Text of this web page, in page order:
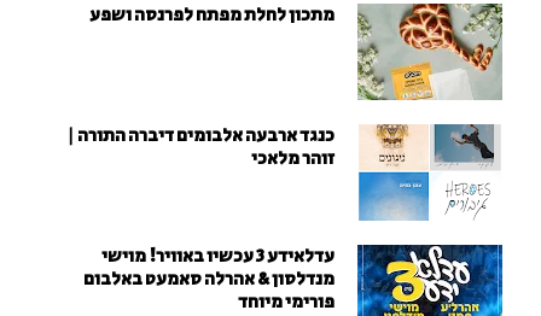
מתכון לחלת מפתח לפרנסה ושפע
כנגד ארבעה אלבומים דיברה התורה |
זוהר מלאכי
עדלאידע 3 עכשיו באוויר! מוישי
מנדלסון & אהרלה סאמעט באלבום
פורימי מיוחד